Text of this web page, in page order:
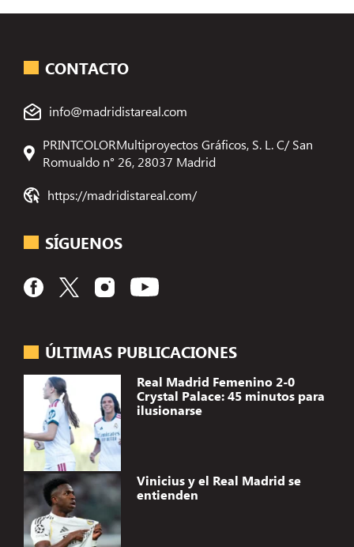
ÚLTIMAS PUBLICACIONES
Real Madrid Femenino 2-0
Crystal Palace: 45 minutos para
ilusionarse
Vinicius y el Real Madrid se
entienden
CONTACTO
info@madridistareal.com
PRINTCOLORMultiproyectos Gráficos, S. L. C/ San
Romualdo n° 26, 28037 Madrid
https://madridistareal.com/
SÍGUENOS